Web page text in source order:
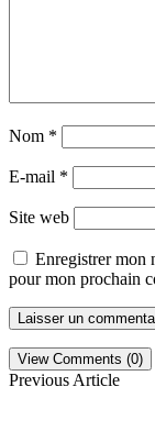
Nom *
E-mail *
Site web
Enregistrer mon
pour mon prochain
View Comments (0)
Previous Article